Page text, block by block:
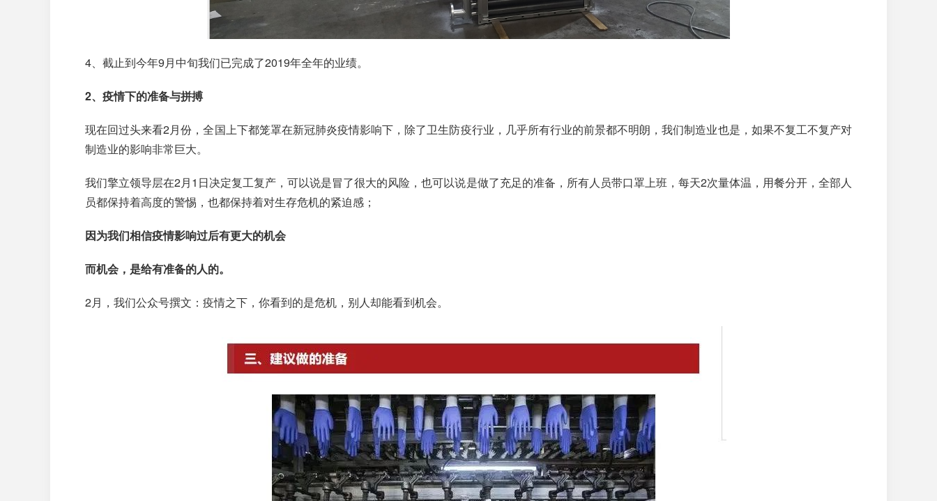
4、截止到今年9月中旬我们已完成了2019年全年的业绩。
2、疫情下的准备与拼搏
现在回过头来看2月份，全国上下都笼罩在新冠肺炎疫情影响下，除了卫生防疫行业，几乎所有行业的前景都不明朗，我们制造业也是，如果不复工不复产对
制造业的影响非常巨大。
我们擎立领导层在2月1日决定复工复产，可以说是冒了很大的风险，也可以说是做了充足的准备，所有人员带口罩上班，每天2次量体温，用餐分开，全部人
员都保持着高度的警惕，也都保持着对生存危机的紧迫感；
因为我们相信疫情影响过后有更大的机会
而机会，是给有准备的人的。
2月，我们公众号撰文：疫情之下，你看到的是危机，别人却能看到机会。